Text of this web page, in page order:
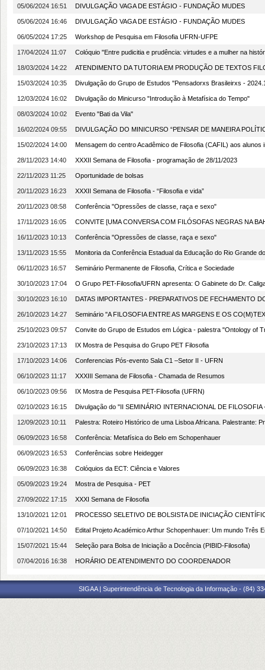
05/06/2024 16:51 DIVULGAÇÃO VAGA DE ESTÁGIO - FUNDAÇÃO MUDES
05/06/2024 16:46 DIVULGAÇÃO VAGA DE ESTÁGIO - FUNDAÇÃO MUDES
06/05/2024 17:25 Workshop de Pesquisa em Filosofia UFRN-UFPE
17/04/2024 11:07 Colóquio "Entre pudicitia e prudência: virtudes e a mulher na
18/03/2024 14:22 ATENDIMENTO DA TUTORIA EM PRODUÇÃO DE TEXTOS
15/03/2024 10:35 Divulgação do Grupo de Estudos "Pensadorxs Brasileirxs -
12/03/2024 16:02 Divulgação do Minicurso "Introdução à Metafísica do Tempo"
08/03/2024 10:02 Evento "Bati da Vila"
16/02/2024 09:55 DIVULGAÇÃO DO MINICURSO “PENSAR DE MANEIRA
15/02/2024 14:00 Mensagem do centro Acadêmico de Filosofia (CAFIL) aos alunos
28/11/2023 14:40 XXXII Semana de Filosofia - programação de 28/11/2023
22/11/2023 11:25 Oportunidade de bolsas
20/11/2023 16:23 XXXII Semana de Filosofia - “Filosofia e vida”
20/11/2023 08:58 Conferência "Opressões de classe, raça e sexo"
17/11/2023 16:05 CONVITE [UMA CONVERSA COM FILÓSOFAS NEGRAS NA
16/11/2023 10:13 Conferência "Opressões de classe, raça e sexo"
13/11/2023 15:55 Monitoria da Conferência Estadual da Educação do Rio Grande
06/11/2023 16:57 Seminário Permanente de Filosofia, Crítica e Sociedade
30/10/2023 17:04 O Grupo PET-Filosofia/UFRN apresenta: O Gabinete do Dr.
30/10/2023 16:10 DATAS IMPORTANTES - PREPARATIVOS DE FECHAMENTO
26/10/2023 14:27 Seminário "A FILOSOFIA ENTRE AS MARGENS E OS
25/10/2023 09:57 Convite do Grupo de Estudos em Lógica - palestra "Ontology of
23/10/2023 17:13 IX Mostra de Pesquisa do Grupo PET Filosofia
17/10/2023 14:06 Conferencias Pós-evento Sala C1 –Setor II - UFRN
06/10/2023 11:17 XXXIII Semana de Filosofia - Chamada de Resumos
06/10/2023 09:56 IX Mostra de Pesquisa PET-Filosofia (UFRN)
02/10/2023 16:15 Divulgação do "II SEMINÁRIO INTERNACIONAL DE FILOSOFIA
12/09/2023 10:11 Palestra: Roteiro Histórico de uma Lisboa Africana. Palestrante:
06/09/2023 16:58 Conferência: Metafísica do Belo em Schopenhauer
06/09/2023 16:53 Conferências sobre Heidegger
06/09/2023 16:38 Colóquios da ECT: Ciência e Valores
05/09/2023 19:24 Mostra de Pesquisa - PET
27/09/2022 17:15 XXXI Semana de Filosofia
13/10/2021 12:01 PROCESSO SELETIVO DE BOLSISTA DE INICIAÇÃO
07/10/2021 14:50 Edital Projeto Académico Arthur Schopenhauer: Um mundo Três
15/07/2021 15:44 Seleção para Bolsa de Iniciação a Docência (PIBID-Filosofia)
07/04/2016 16:38 HORÁRIO DE ATENDIMENTO DO COORDENADOR
SIGAA | Superintendência de Tecnologia da Informação - (84)